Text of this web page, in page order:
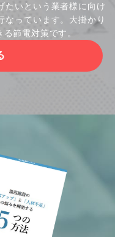
たいという業者様に向け
なっています。大掛かり
節電対策です。